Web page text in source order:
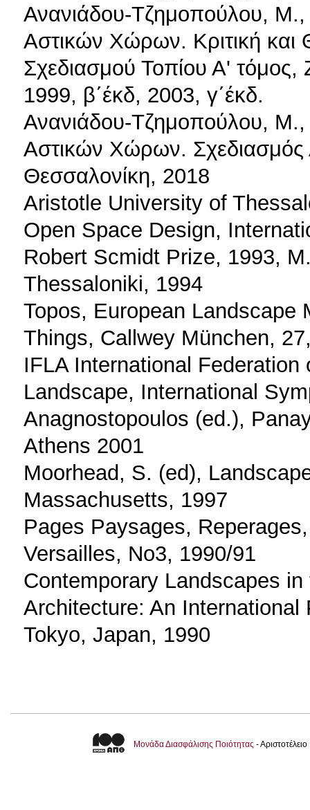
Ανανιάδου-Τζημοπούλου, Μ.,
Αστικών Χώρων. Κριτική και
Σχεδιασμού Τοπίου Α'
1999, β΄έκδ, 2003, γ΄έκδ.
Ανανιάδου-Τζημοπούλου, Μ.,
Αστικών Χώρων. Σχεδιασμός
Θεσσαλονίκη, 2018
Aristotle University of
Open Space Design,
Robert Scmidt Prize, 1993,
Thessaloniki, 1994
Topos, European Landscape
Things, Callwey München,
IFLA International
Landscape, International
Anagnostopoulos (ed.),
Athens 2001
Moorhead, S. (ed),
Massachusetts, 1997
Pages Paysages,
Versailles, No3, 1990/91
Contemporary Landscapes
Architecture: An
Tokyo, Japan, 1990
Μονάδα Διασφάλισης Ποιότητας -